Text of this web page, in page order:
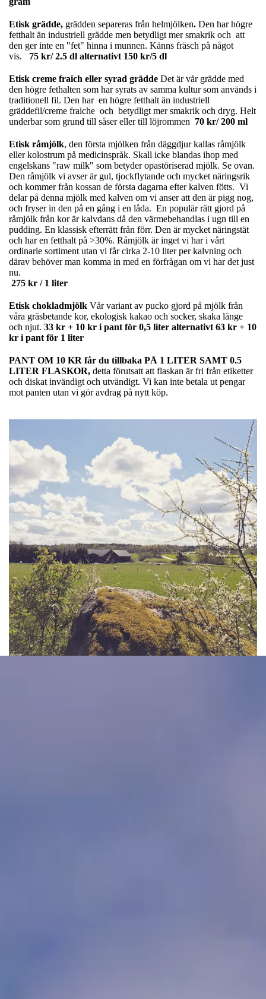
Etisk grädde, grädden separeras från helmjölken. Den har högre
fetthalt än industriell grädde men betydligt mer smakrik och att
den ger inte en "fet" hinna i munnen. Känns fräsch på något
vis.
75 kr/ 2.5 dl alternativt 150 kr/5 dl
Etisk creme fraich eller syrad grädde Det är vår grädde med
den högre fethalten som har syrats av samma kultur som används i
traditionell fil. Den har en högre fetthalt än industriell
gräddefil/creme fraiche och betydligt mer smakrik och dryg. Helt
underbar som grund till såser eller till löjrommen 70 kr/ 200 ml
Etisk råmjölk, den första mjölken från däggdjur kallas råmjölk
eller kolostrum på medicinspråk. Skall icke blandas ihop med
engelskans "raw milk" som betyder opastöriserad mjölk. Se ovan.
Den råmjölk vi avser är gul, tjockflytande och mycket näringsrik
och kommer från kossan de första dagarna efter kalven fötts. Vi
delar på denna mjölk med kalven om vi anser att den är pigg nog,
och fryser in den på en gång i en låda. En populär rätt gjord på
råmjölk från kor är kalvdans då den värmebehandlas i ugn till en
pudding. En klassisk efterrätt från förr. Den är mycket näringstät
och har en fetthalt på >30%. Råmjölk är inget vi har i vårt
ordinarie sortiment utan vi får cirka 2-10 liter per kalvning och
därav behöver man komma in med en förfrågan om vi har det just
nu.
275 kr / 1 liter
Etisk chokladmjölk Vår variant av pucko gjord på mjölk från
våra gräsbetande kor, ekologisk kakao och socker, skaka länge
och njut. 33 kr + 10 kr i pant för 0,5 liter alternativt 63 kr + 10
kr i pant för 1 liter
PANT OM 10 KR får du tillbaka PÅ 1 LITER SAMT 0.5
LITER FLASKOR, detta förutsatt att flaskan är fri från etiketter
och diskat invändigt och utvändigt. Vi kan inte betala ut pengar
mot panten utan vi gör avdrag på nytt köp.